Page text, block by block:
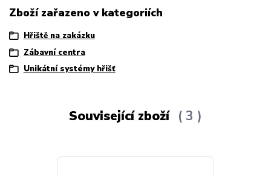
Zboží zařazeno v kategoriích
Hřiště na zakázku
Zábavní centra
Unikátní systémy hřišť
Související zboží 3